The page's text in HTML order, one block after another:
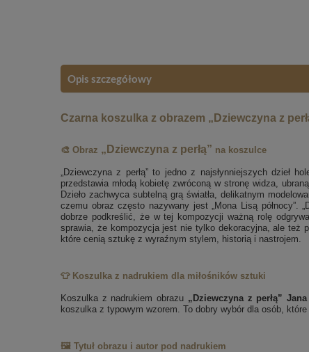
Opis szczegółowy
Czarna koszulka z obrazem „Dziewczyna z
🎨 Obraz „Dziewczyna z perłą” na koszulce
„Dziewczyna z perłą” to jedno z najsłynniejszych dzieł
przedstawia młodą kobietę zwróconą w stronę widza,
Dzieło zachwyca subtelną grą światła, delikatnym
czemu obraz często nazywany jest „Mona Lisą północy”.
dobrze podkreślić, że w tej kompozycji ważną rolę
sprawia, że kompozycja jest nie tylko dekoracyjna, ale też
które cenią sztukę z wyraźnym stylem, historią i nastrojem.
👕 Koszulka z nadrukiem dla miłośników sztuki
Koszulka z nadrukiem obrazu „Dziewczyna z perłą”
koszulka z typowym wzorem. To dobry wybór dla osób,
🖼️ Tytuł obrazu i autor pod nadrukiem